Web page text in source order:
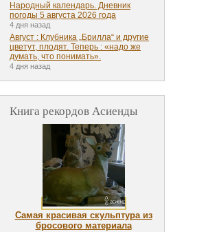
Народный календарь. Дневник
погоды 5 августа 2026 года
4 дня назад
Август : Клубника „Брилла“ и другие
цветут, плодят. Теперь : «надо же
думать, что понимать».
4 дня назад
Книга рекордов Асиенды
Самая красивая скульптура из
бросового материала